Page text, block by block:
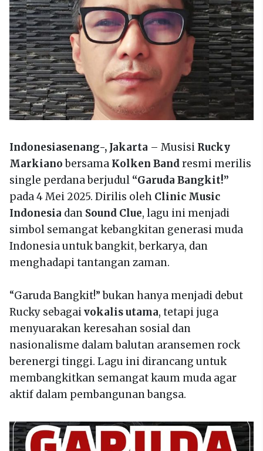
Indonesiasenang-, Jakarta – Musisi Rucky
Markianobersama Kolken Bandresmi merilis
single perdana berjudul “Garuda Bangkit!”
pada 4 Mei 2025. Dirilis oleh Clinic Music
Indonesia dan Sound Clue, lagu ini menjadi
simbol semangat kebangkitan generasi muda
Indonesia untuk bangkit, berkarya, dan
menghadapi tantangan zaman.
“Garuda Bangkit!” bukan hanya menjadi debut
Rucky sebagaivokalis utama, tetapi juga
menyuarakan keresahan sosial dan
nasionalisme dalam balutan aransemen rock
berenergi tinggi. Lagu ini dirancang untuk
membangkitkan semangat kaum muda agar
aktif dalam pembangunan bangsa.